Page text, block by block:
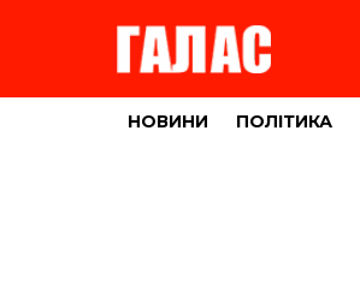
НОВИНИ ПОЛІТИКА